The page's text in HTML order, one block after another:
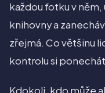
každou fotku v
knihovny a
zřejmá. Co většinu
kontrolu si